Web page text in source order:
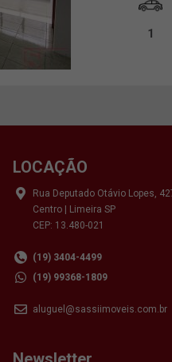
1
LOCAÇÃO
Rua Deputado Otávio Lopes,
Centro | Limeira SP
CEP: 13.480-021
(19) 3404-4499
(19) 99368-1809
aluguel@sassiimoveis.com.br